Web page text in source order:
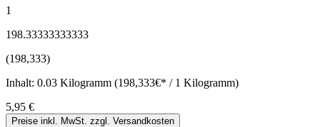
1
198.33333333333
(198,333)
Inhalt: 0.03 Kilogramm (198,333€* / 1 Kilogramm)
5,95 €
Preise inkl. MwSt. zzgl. Versandkosten